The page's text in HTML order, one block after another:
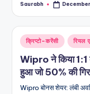
Posted
Saurabh
Posted
in
क्रिप्टो-करेंसी रियल
Wipro ने किया 1:1
हुआ जो 50% की
Wipro बोनस शेयर: लंबी